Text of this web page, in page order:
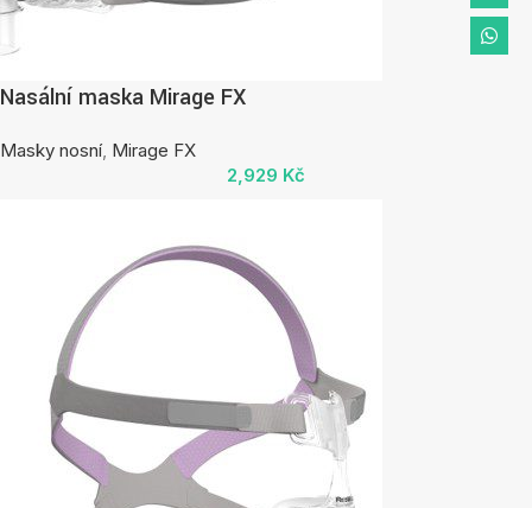
Nasální maska Mirage FX
Masky nosní, Mirage FX
2,929 Kč